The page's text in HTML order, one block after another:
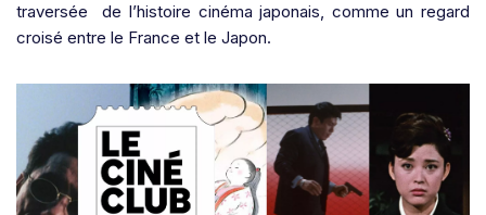
traversée de l’histoire cinéma japonais, comme un regard
croisé entre le France et le Japon.